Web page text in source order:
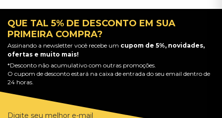
QUE TAL 5% DE DESCONTO EM SUA
PRIMEIRA COMPRA?
Assinando a newsletter você recebe um cupom de 5%, novidades,
ofertas e muito mais!
*Desconto não acumulativo com outras promoções.
O cupom de desconto estará na caixa de entrada do seu email dentro de
24 horas.
Digite seu melhor e-mail